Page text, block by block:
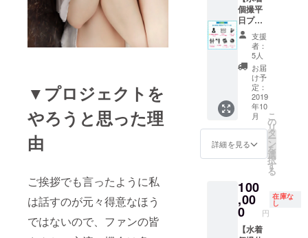
▼プロジェクトを
やろうと思った理
由
ご挨拶でも言ったように私
は話すのが元々得意なほう
ではないので、ファンの皆
日(日)を
予定し
ており
ます。
に反す
るな
ど、不
適切と
判断さ
れるも
のにつ
いては
お断り
する場
合がご
ざいま
す。
個撮平
日プラ
ン】 •写
真集
（サイ
ン＋宛
名入
り） •ド
キュメ
ント
DVD •お
渡し会
参加券 •
ツー
ショッ
メラは
ご用意
くださ
い） •本
人挨拶 •
支援
者：
5人
お届
け予
定：
2019
年10
月
詳細を見る
こ
の
リ
タ
ー
ン
を
選
択
す
る
100
,00
0 円
在庫な
し
【水着